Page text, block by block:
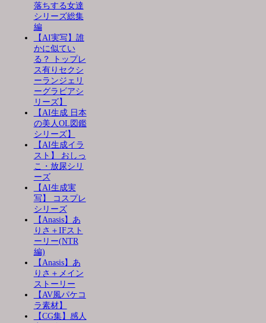
落ちする女達
シリーズ総集
編
【AI実写】誰
かに似てい
る？ トップレ
ス有りセクシ
ーランジェリ
ーグラビアシ
リーズ】
【AI生成 日本
の美人OL図鑑
シリーズ】
【AI生成イラ
スト】 おしっ
こ・放尿シリ
ーズ
【AI生成実
写】 コスプレ
シリーズ
【Anasis】あ
りさ＋IFスト
ーリー(NTR
編)
【Anasis】あ
りさ＋メイン
ストーリー
【AV風パケコ
ラ素材】
【CG集】感人